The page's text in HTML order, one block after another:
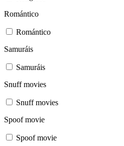
Romántico
Romántico
Samuráis
Samuráis
Snuff movies
Snuff movies
Spoof movie
Spoof movie